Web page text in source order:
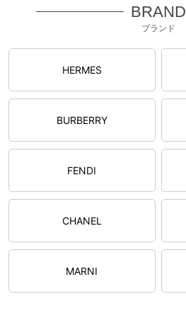
BRAND
ブランド
HERMES
BURBERRY
FENDI
CHANEL
MARNI